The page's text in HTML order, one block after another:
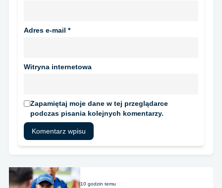
Adres e-mail *
Witryna internetowa
Zapamiętaj moje dane w tej przeglądarce
podczas pisania kolejnych komentarzy.
10 godzin temu